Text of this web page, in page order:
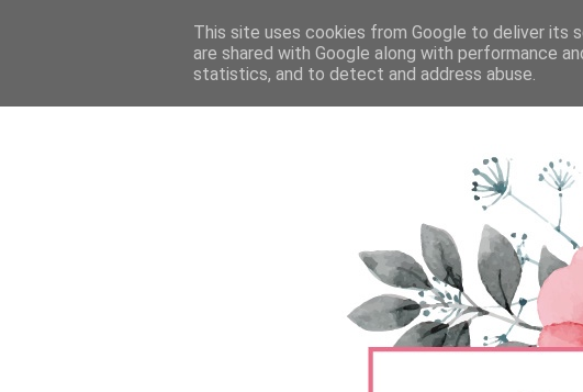
TERMÉKTESZTEK BŐRÁPOLÁS ÉLETMÓD
This site uses cookies from Google to deliver its
are shared with Google along with performance
statistics, and to detect and address abuse.